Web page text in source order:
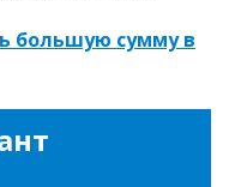
большую сумму в